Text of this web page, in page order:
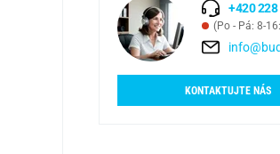
+420 228
(Po - Pá: 8-
KONTAKTUJTE NÁS